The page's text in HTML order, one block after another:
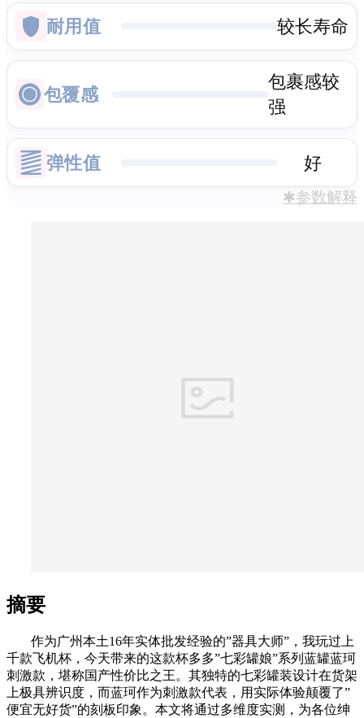
耐用值 较长寿命
包覆感
包裹感较
强
弹性值 好
✱参数解释
摘要
作为广州本土16年实体批发经验的”器具大师”，我玩过上
千款飞机杯，今天带来的这款杯多多”七彩罐娘”系列蓝罐蓝珂
刺激款，堪称国产性价比之王。其独特的七彩罐装设计在货架
上极具辨识度，而蓝珂作为刺激款代表，用实际体验颠覆了”
便宜无好货”的刻板印象。本文将通过多维度实测，为各位绅